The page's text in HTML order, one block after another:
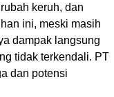
keruh, dan
ini, meski masih
dampak langsung
tidak terkendali. PT
dan potensi